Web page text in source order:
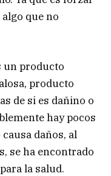
que no
un producto
producto
de si es dañino o
hay pocos
daños, al
se ha encontrado
la salud.